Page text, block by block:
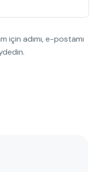
için adımı, e-postamı